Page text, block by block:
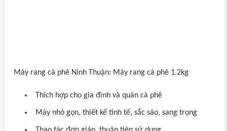
Máy rang cà phê Ninh Thuận: Máy rang cà phê 1.2kg
Thích hợp cho gia đình và quán cà phê
Máy nhỏ gọn, thiết kế tinh tế, sắc sảo, sang trọng